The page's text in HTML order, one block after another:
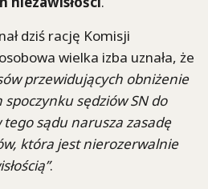
dziś rację Komisji
wielka izba uznała, że
przewidujących obniżenie
sędziów SN do
sądu narusza zasadę
która jest nierozerwalnie
.